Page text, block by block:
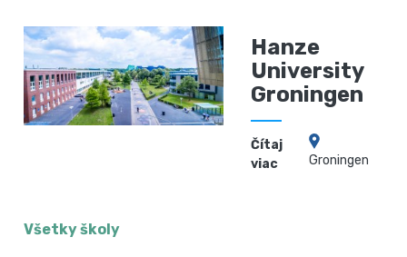
Hanze
University
Groningen
Čítaj
viac
Groningen
Všetky školy